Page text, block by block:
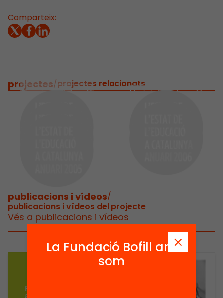
Comparteix:
projectes/projectes relacionats
publicacions i vídeos/
publicacions i vídeos del projecte
Vés a publicacions i vídeos
La Fundació Bofill ara
som